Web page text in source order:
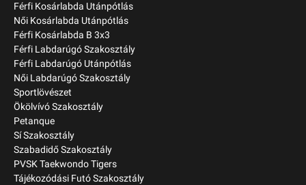
Férfi Kosárlabda Utánpótlás
Női Kosárlabda Utánpótlás
Férfi Kosárlabda B 3x3
Férfi Labdarúgó Szakosztály
Férfi Labdarúgó Utánpótlás
Női Labdarúgó Szakosztály
Sportlövészet
Ökölvívó Szakosztály
Petanque
Sí Szakosztály
Szabadidő Szakosztály
PVSK Taekwondo Tigers
Tájékozódási Futó Szakosztály